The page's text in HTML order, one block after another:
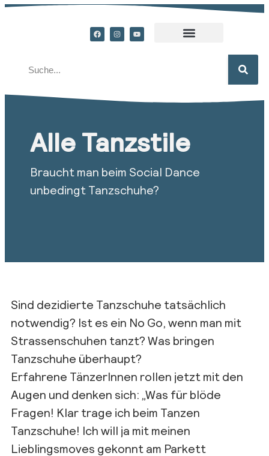
Alle Tanzstile
Braucht man beim Social Dance
unbedingt Tanzschuhe?
Sind dezidierte Tanzschuhe tatsächlich
notwendig? Ist es ein No Go, wenn man mit
Strassenschuhen tanzt? Was bringen
Tanzschuhe überhaupt?
Erfahrene TänzerInnen rollen jetzt mit den
Augen und denken sich: „Was für blöde
Fragen! Klar trage ich beim Tanzen
Tanzschuhe! Ich will ja mit meinen
Lieblingsmoves gekonnt am Parkett